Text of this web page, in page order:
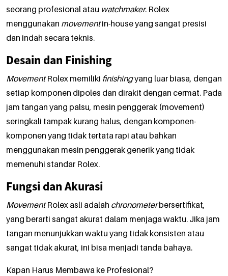
seorang profesional atau watchmaker. Rolex
menggunakan movementin-house yang sangat presisi
dan indah secara teknis.
Desain dan Finishing
MovementRolex memiliki finishingyang luar biasa, dengan
setiap komponen dipoles dan dirakit dengan cermat. Pada
jam tangan yang palsu, mesin penggerak (movement)
seringkali tampak kurang halus, dengan komponen-
komponen yang tidak tertata rapi atau bahkan
menggunakan mesin penggerak generik yang tidak
memenuhi standar Rolex.
Fungsi dan Akurasi
MovementRolex asli adalah chronometerbersertifikat,
yang berarti sangat akurat dalam menjaga waktu. Jika jam
tangan menunjukkan waktu yang tidak konsisten atau
sangat tidak akurat, ini bisa menjadi tanda bahaya.
Kapan Harus Membawa ke Profesional?